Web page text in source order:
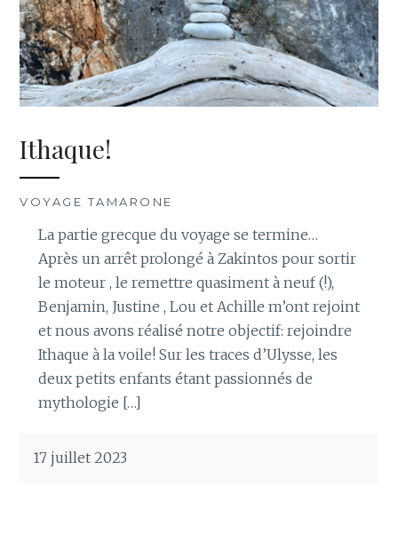
Ithaque!
VOYAGE TAMARONE
La partie grecque du voyage se termine…
Après un arrêt prolongé à Zakintos pour sortir
le moteur , le remettre quasiment à neuf (!),
Benjamin, Justine , Lou et Achille m’ont rejoint
et nous avons réalisé notre objectif: rejoindre
Ithaque à la voile! Sur les traces d’Ulysse, les
deux petits enfants étant passionnés de
mythologie […]
17 juillet 2023